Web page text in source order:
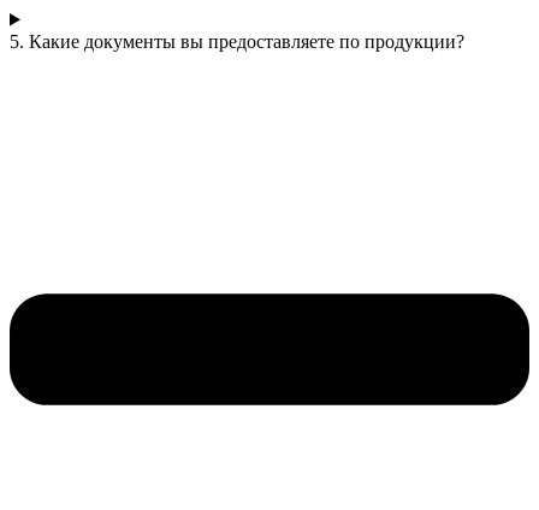
5. Какие документы вы предоставляете по продукции?